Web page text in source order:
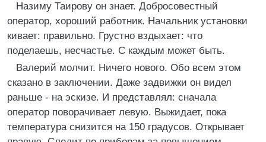
Назиму Таирову он знает. Добросовестный
оператор, хороший работник. Начальник установки
кивает: правильно. Грустно вздыхает: что
поделаешь, несчастье. С каждым может быть.
Валерий молчит. Ничего нового. Обо всем этом
сказано в заключении. Даже задвижки он видел
раньше - на эскизе. И представлял: сначала
оператор поворачивает левую. Выжидает, пока
температура снизится на 150 градусов. Открывает